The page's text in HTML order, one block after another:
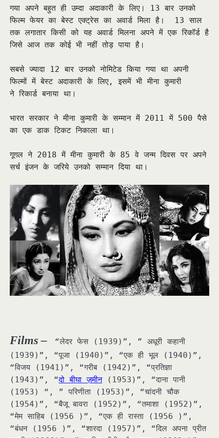
गया अपने बहुत ही उम्दा अदाकारी के लिए। 13 बार उनको
फिल्म फेयर का बेस्ट एक्ट्रेस का अवार्ड मिला है। 13 साल
तक लगातार किसी को यह अवार्ड मिलना अपने में एक रिकॉर्ड है
जिसे आज तक कोई भी नहीं तोड़ पाया है।
सबसे ज्यादा 12 बार उनको नोमिटेड किया गया था अपनी
फिल्मों में बेस्ट अदाकारी के लिए, इसमें भी मीना कुमारी
ने रिकार्ड बनाया था।
भारत सरकार ने मीना कुमारी के सम्मान में 2011 में 500 पैसे
का एक डाक टिकट निकाला था।
गूगल ने 2018 में मीना कुमारी के 85 वे जन्म दिवस पर अपने
सर्च इंजन के जरिये उनको सम्मान दिया था।
Films –
“लेदर फेस (1939)”, ” अधूरी कहानी
(1939)”, “पूजा (1940)”, “एक ही भूल (1940)”,
“विजय (1941)”, “गरीब (1942)”, “प्रतिज्ञा
(1943)”, “दो बीघा ज़मीन(1953)”, “दाना पानी
(1953) “, ” परिणीता (1953)”, “चांदनी चौक
(1954)”, “बैजू बावरा (1952)”, “तमाशा (1952)”,
“मेम साहिब (1956 )”, “एक ही रास्ता (1956 )”,
“बंधन (1956 )”, “शारदा (1957)”, “दिल अपना प्रीत